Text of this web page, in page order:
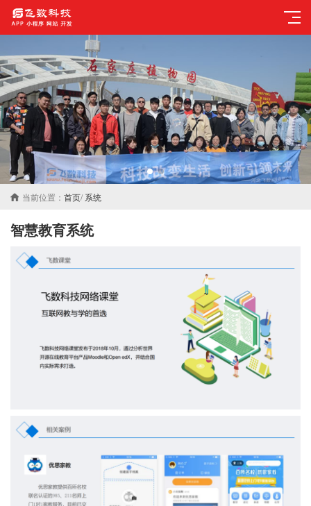
当前位置： 首页/ 系统
智慧教育系统